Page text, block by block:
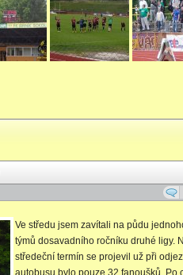
Ve středu jsem zavítali na půdu
týmů dosavadního ročníku druhé ligy.
středeční termín se projevil už při
autobusu bylo pouze 32 fanoušků. Po